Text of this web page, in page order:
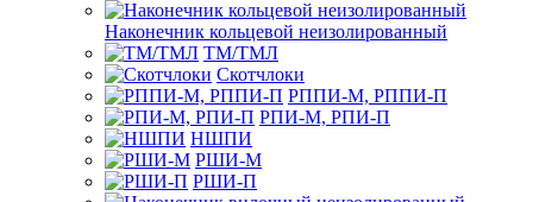
Наконечник кольцевой неизолированный
ТМ/ТМЛ
Скотчлоки
РППИ-М, РППИ-П
РПИ-М, РПИ-П
НШПИ
РШИ-М
РШИ-П